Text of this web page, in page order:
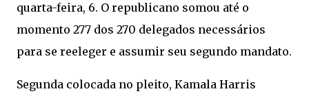
quarta-feira, 6. O republicano somou até o
momento 277 dos 270 delegados necessários
para se reeleger e assumir seu segundo mandato.
Segunda colocada no pleito, Kamala Harris